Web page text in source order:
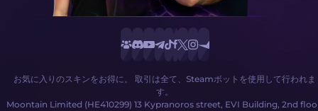
お気に入りのスキンをお得に。 取引は全て、Steamボットを使用して行われま
す。
Moontain Limited (HE410299) 13 Kypranoros street, EVI Building, 2nd